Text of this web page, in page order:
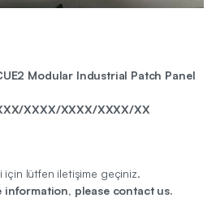
Modular Industrial Patch Panel
XXXX/XXXX/XXXX/XX
lütfen iletişime geçiniz.
please contact us.